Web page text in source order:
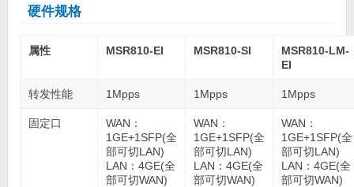
硬件规格
属性 MSR810-EI MSR810-SI
MSR810-LM-
EI
转发性能 1Mpps 1Mpps 1Mpps
固定口
WAN：
1GE+1SFP(全
部可切LAN)
LAN：4GE(全
部可切WAN)
WAN：
1GE+1SFP(全
部可切LAN)
LAN：4GE(全
部可切WAN)
WAN：
1GE+1SFP(全
部可切LAN)
LAN：4GE(全
部可切WAN)